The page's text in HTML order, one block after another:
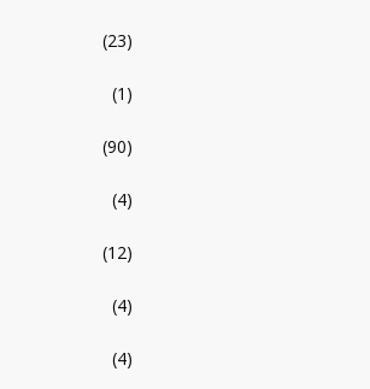
(23)
(1)
(90)
(4)
(12)
(4)
(4)